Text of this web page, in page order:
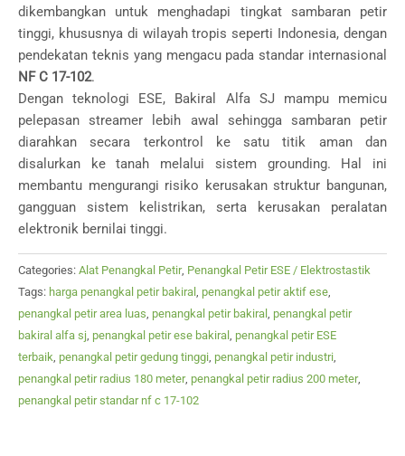
dikembangkan untuk menghadapi tingkat sambaran petir
tinggi, khususnya di wilayah tropis seperti Indonesia, dengan
pendekatan teknis yang mengacu pada standar internasional
NF C 17-102.
Dengan teknologi ESE, Bakiral Alfa SJ mampu memicu
pelepasan streamer lebih awal sehingga sambaran petir
diarahkan secara terkontrol ke satu titik aman dan
disalurkan ke tanah melalui sistem grounding. Hal ini
membantu mengurangi risiko kerusakan struktur bangunan,
gangguan sistem kelistrikan, serta kerusakan peralatan
elektronik bernilai tinggi.
Categories: Alat Penangkal Petir, Penangkal Petir ESE / Elektrostastik
Tags: harga penangkal petir bakiral , penangkal petir aktif ese,
penangkal petir area luas, penangkal petir bakiral , penangkal petir
bakiral alfa sj, penangkal petir ese bakiral , penangkal petir ESE
terbaik, penangkal petir gedung tinggi, penangkal petir industri,
penangkal petir radius 180 meter, penangkal petir radius 200 meter,
penangkal petir standar nf c 17-102